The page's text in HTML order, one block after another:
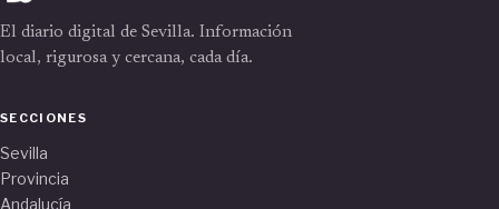
El diario digital de Sevilla. Información
local, rigurosa y cercana, cada día.
SECCIONES
Sevilla
Provincia
Andalucía